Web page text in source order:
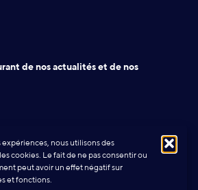
nous utilisons des
cookies. Le fait de ne pas consentir ou
peut avoir un effet négatif sur
et fonctions.
de nos actualités et de nos